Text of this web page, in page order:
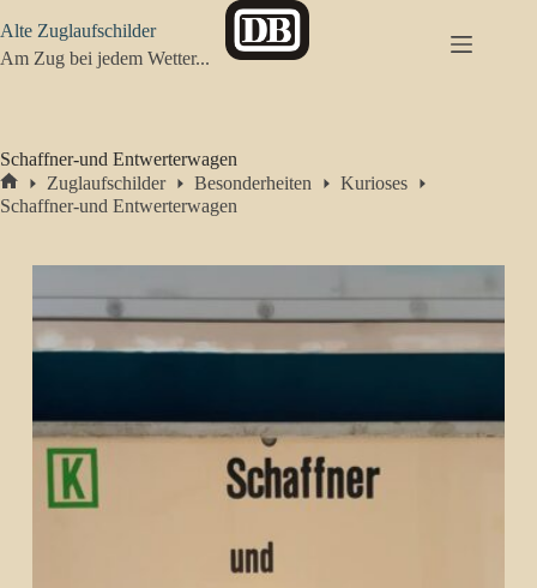
Inhalt
springen
Alte Zuglaufschilder
Am Zug bei jedem Wetter...
Schaffner-und Entwerterwagen
Start
Zuglaufschilder Besonderheiten
Kurioses
Schaffner-und Entwerterwagen